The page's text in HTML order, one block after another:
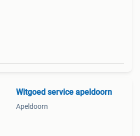
Witgoed service apeldoorn
Apeldoorn